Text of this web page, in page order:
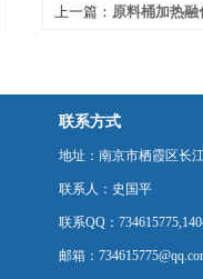
上一篇： 原料桶加热
联系方式
地址：南京市栖霞区长
联系人：史国平
联系QQ：
邮箱：